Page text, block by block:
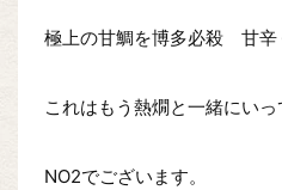
極上の甘鯛を博多必殺 甘辛
これはもう熱燗と一緒にいっ
NO2でございます。